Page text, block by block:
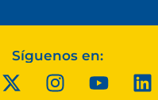
Síguenos en: